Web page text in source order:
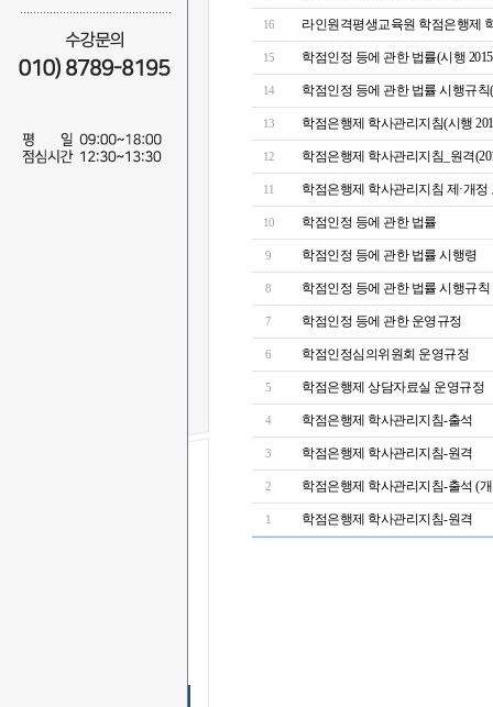
학점인정신청 방법
관련 법규정
16 라인원격평생교육원 학점은행제
15 학점인정 등에 관한 법률(시행
14 학점인정 등에 관한 법률 시행규칙(
13 학점은행제 학사관리지침(시행
12 학점은행제 학사관리지침_원격
11 학점은행제 학사관리지침 제·개정
10 학점인정 등에 관한 법률
9 학점인정 등에 관한 법률 시행령
8 학점인정 등에 관한 법률 시행규칙
7 학점인정 등에 관한 운영규정
6 학점인정심의위원회 운영규정
5 학점은행제 상담자료실 운영규정
4 학점은행제 학사관리지침-출석
3 학점은행제 학사관리지침-원격
2 학점은행제 학사관리지침-출석 (
1 학점은행제 학사관리지침-원격